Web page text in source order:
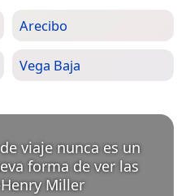
Arecibo
Vega Baja
viaje nunca es un
forma de ver las
Henry Miller